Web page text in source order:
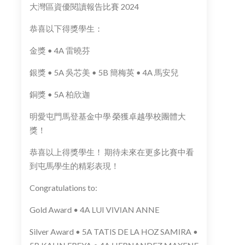
大灣區資優閱讀報告比賽 2024
恭喜以下得獎學生：
金獎 • 4A 雷曉芬
銀獎 • 5A 吳芯美 • 5B 簡梅英 • 4A 馬安兒
銅獎 • 5A 柏欣迦
明愛屯門馬登基金中學 榮獲卓越學校團體大
獎！
恭喜以上得獎學生！ 期待未來在更多比賽中看
到屯馬學生的精彩表現！
Congratulations to:
Gold Award • 4A LUI VIVIAN ANNE
Silver Award • 5A TATIS DE LA HOZ SAMIRA •